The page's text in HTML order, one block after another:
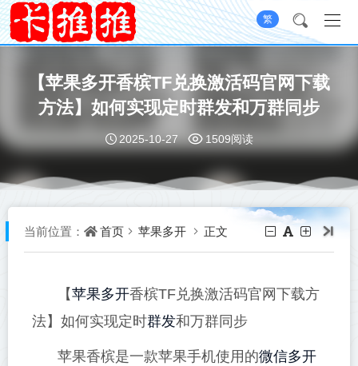
繁
【苹果多开香槟TF兑换激活码官网下载
方法】如何实现定时群发和万群同步
2025-10-27 1509阅读
当前位置： 首页 苹果多开 正文
【苹果多开香槟TF兑换激活码官网下载方
法】如何实现定时群发和万群同步
苹果香槟是一款苹果手机使用的微信多开